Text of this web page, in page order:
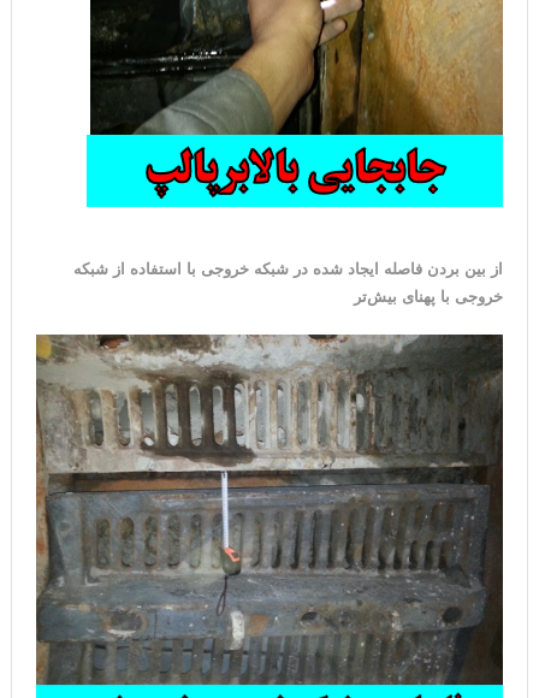
از بین بردن فاصله ایجاد شده در شبکه خروجی با استفاده از شبکه
خروجی با پهنای بیش‌تر